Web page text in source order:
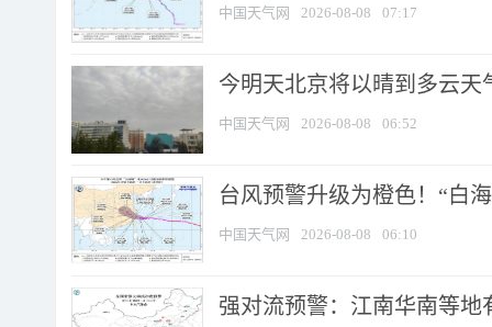
中国天气网 2026-08-08 07:17
今明天北京将以晴到多云
中国天气网 2026-08-08 06:52
台风预警升级为橙色！“白
中国天气网 2026-08-08 06:10
强对流预警：江南华南等地